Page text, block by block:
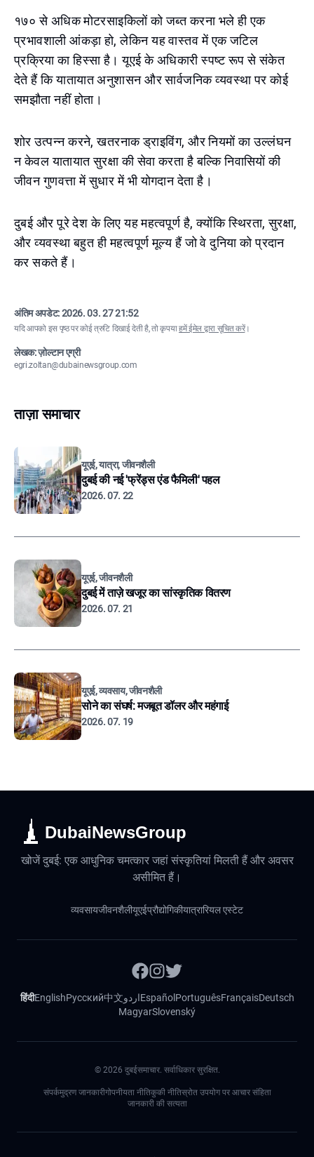
१७० से अधिक मोटरसाइकिलों को जब्त करना भले ही एक
प्रभावशाली आंकड़ा हो, लेकिन यह वास्तव में एक जटिल
प्रक्रिया का हिस्सा है। यूएई के अधिकारी स्पष्ट रूप से संकेत
देते हैं कि यातायात अनुशासन और सार्वजनिक व्यवस्था पर कोई
समझौता नहीं होता।
शोर उत्पन्न करने, खतरनाक ड्राइविंग, और नियमों का उल्लंघन
न केवल यातायात सुरक्षा की सेवा करता है बल्कि निवासियों की
जीवन गुणवत्ता में सुधार में भी योगदान देता है।
दुबई और पूरे देश के लिए यह महत्वपूर्ण है, क्योंकि स्थिरता, सुरक्षा,
और व्यवस्था बहुत ही महत्वपूर्ण मूल्य हैं जो वे दुनिया को प्रदान
कर सकते हैं।
अंतिम अपडेट:2026. 03. 27 21:52
यदि आपको इस पृष्ठ पर कोई त्रुटि दिखाई देती है, तो कृपयाहमें ईमेल द्वारा सूचित करें।
लेखक: ज़ोल्टान एग्री
egri.zoltan@dubainewsgroup.com
ताज़ा समाचार
यूएई, यात्रा, जीवनशैली
दुबई की नई 'फ्रेंड्स एंड फैमिली' पहल
2026. 07. 22
यूएई, जीवनशैली
दुबई में ताज़े खजूर का सांस्कृतिक वितरण
2026. 07. 21
यूएई, व्यवसाय, जीवनशैली
सोने का संघर्ष: मजबूत डॉलर और महंगाई
2026. 07. 19
DubaiNewsGroup
खोजें दुबई: एक आधुनिक चमत्कार जहां संस्कृतियां मिलती हैं और अवसर
असीमित हैं।
व्यवसायजीवनशैलीयूएईप्रौद्योगिकीयात्रारियल एस्टेट
हिंदीEnglishРусский中文اردوEspañol PortuguêsFrançaisDeutsch
MagyarSlovenský
© 2026 दुबईसमाचार. सर्वाधिकार सुरक्षित.
संपर्कमुद्रण जानकारीगोपनीयता नीतिकुकी नीतिस्रोत उपयोग पर आचार संहिता
जानकारी की सत्यता